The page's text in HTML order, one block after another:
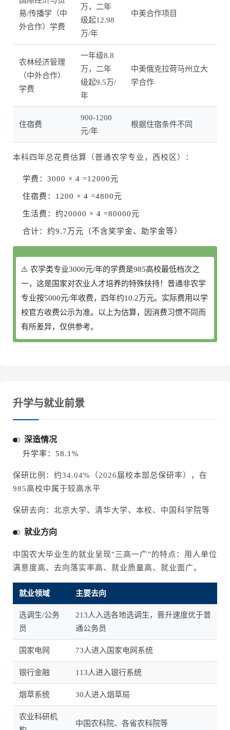
易/传播学（中
外合作）学费
万，二年
级起12.98
万/年
中美合作项目
农林经济管理
（中外合作）
学费
一年级8.8
万，二年
级起9.5万/
年
中美俄克拉荷马州立大
学合作
住宿费
900-1200
元/年
根据住宿条件不同
本科四年总花费估算（普通农学专业，西校区）：
学费：3000 × 4 =12000元
住宿费：1200 × 4 =4800元
生活费：约20000 × 4 =80000元
合计：约9.7万元（不含奖学金、助学金等）
⚠️ 农学类专业3000元/年的学费是985高校最低档次之
一，这是国家对农业人才培养的特殊扶持！普通非农学
专业按5000元/年收费，四年约10.2万元。 实际费用以学
校官方收费公示为准。 以上为估算，因消费习惯不同而
有所差异，仅供参考。
升学与就业前景
深造情况
升学率：58.1%
保研比例：约34.04%（2026届校本部总保研率），在
985高校中属于较高水平
保研去向：北京大学、清华大学、本校、中国科学院等
就业方向
中国农大毕业生的就业呈现"三高一广"的特点：用人单位
满意度高、去向落实率高、就业质量高、就业面广。
就业领域 主要去向
选调生/公务
员
213人入选各地选调生，晋升速度优于普
通公务员
国家电网 73人进入国家电网系统
银行金融 113人进入银行系统
烟草系统 30人进入烟草局
农业科研机
中国农科院、各省农科院等